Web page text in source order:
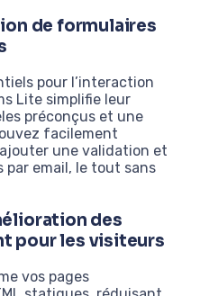
de formulaires
pour l’interaction
Lite simplifie leur
préconçus et une
facilement
une validation et
email, le tout sans
des
pour les visiteurs
vos pages